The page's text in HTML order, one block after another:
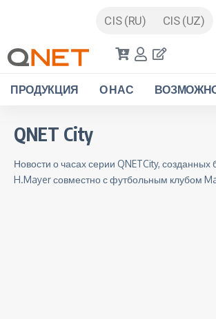
CIS (RU) CIS (UZ)
ПРОДУКЦИЯ О НАС
QNET City
Новости о часах серии QNETCity,
H.Mayer совместно с футбольным клубом